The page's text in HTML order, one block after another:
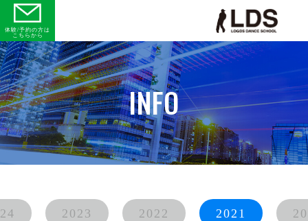
体験/予約の方は
こちらから
INFO
2023 2022 2021